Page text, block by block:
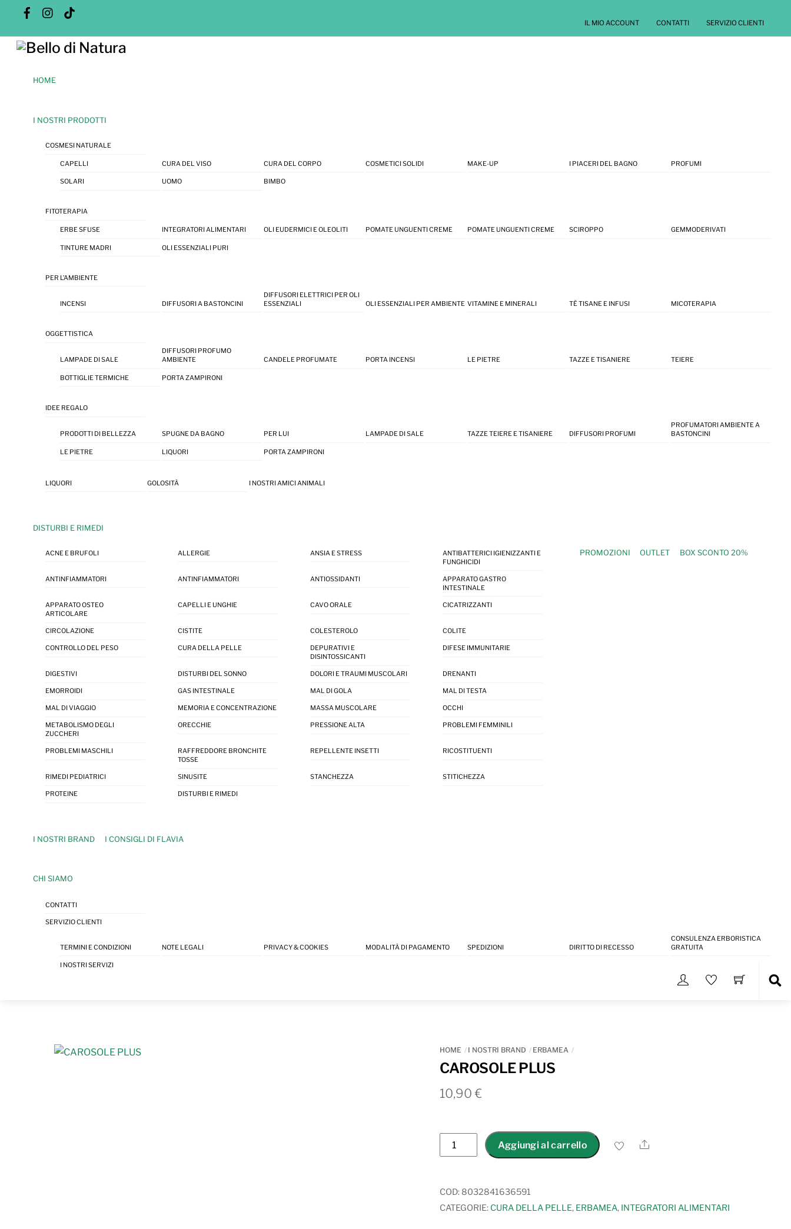
content
FacebookInstagram
IL MIO ACCOUNT CONTATTI SERVIZIO CLIENTI
Menu
HOME
I NOSTRI PRODOTTI
COSMESI NATURALE
CAPELLI CURA DEL VISO CURA DEL CORPO COSMETICI SOLIDI MAKE-UP I PIACERI DEL BAGNO PROFUMI
SOLARI UOMO BIMBO
FITOTERAPIA
ERBE SFUSE INTEGRATORI ALIMENTARI OLI EUDERMICI E OLEOLITI POMATE UNGUENTI CREME POMATE UNGUENTI CREME SCIROPPO GEMMODERIVATI
TINTURE MADRI OLI ESSENZIALI PURI
PER L’AMBIENTE
INCENSI DIFFUSORI A BASTONCINI
DIFFUSORI ELETTRICI PER OLI
ESSENZIALI
OLI ESSENZIALI PER AMBIENTE VITAMINE E MINERALI TÈ TISANE E INFUSI MICOTERAPIA
OGGETTISTICA
LAMPADE DI SALE
DIFFUSORI PROFUMO
AMBIENTE
CANDELE PROFUMATE PORTA INCENSI LE PIETRE TAZZE E TISANIERE TEIERE
BOTTIGLIE TERMICHE PORTA ZAMPIRONI
IDEE REGALO
PRODOTTI DI BELLEZZA SPUGNE DA BAGNO PER LUI LAMPADE DI SALE TAZZE TEIERE E TISANIERE DIFFUSORI PROFUMI
PROFUMATORI AMBIENTE A
BASTONCINI
LE PIETRE LIQUORI PORTA ZAMPIRONI
LIQUORI GOLOSITÀ I NOSTRI AMICI ANIMALI
DISTURBI E RIMEDI
ACNE E BRUFOLI ALLERGIE ANSIA E STRESS
ANTIBATTERICI IGIENIZZANTI E
FUNGHICIDI
ANTINFIAMMATORI ANTINFIAMMATORI ANTIOSSIDANTI
APPARATO GASTRO
INTESTINALE
APPARATO OSTEO
ARTICOLARE
CAPELLI E UNGHIE CAVO ORALE CICATRIZZANTI
CIRCOLAZIONE CISTITE COLESTEROLO COLITE
CONTROLLO DEL PESO CURA DELLA PELLE
DEPURATIVI E
DISINTOSSICANTI
DIFESE IMMUNITARIE
DIGESTIVI DISTURBI DEL SONNO DOLORI E TRAUMI MUSCOLARI DRENANTI
EMORROIDI GAS INTESTINALE MAL DI GOLA MAL DI TESTA
MAL DI VIAGGIO MEMORIA E CONCENTRAZIONE MASSA MUSCOLARE OCCHI
METABOLISMO DEGLI
ZUCCHERI
ORECCHIE PRESSIONE ALTA PROBLEMI FEMMINILI
PROBLEMI MASCHILI
RAFFREDDORE BRONCHITE
TOSSE
REPELLENTE INSETTI RICOSTITUENTI
RIMEDI PEDIATRICI SINUSITE STANCHEZZA STITICHEZZA
PROTEINE DISTURBI E RIMEDI
PROMOZIONI OUTLET BOX SCONTO 20%
I NOSTRI BRAND I CONSIGLI DI FLAVIA
CHI SIAMO
CONTATTI
SERVIZIO CLIENTI
TERMINI E CONDIZIONI NOTE LEGALI PRIVACY & COOKIES MODALITÀ DI PAGAMENTO SPEDIZIONI DIRITTO DI RECESSO
CONSULENZA ERBORISTICA
GRATUITA
I NOSTRI SERVIZI
HOME I NOSTRI BRAND ERBAMEA
CAROSOLE PLUS
10,90€
CAROSOLE
PLUS
Aggiungi al carrello Share
COD: 8032841636591
CATEGORIE: CURA DELLA PELLE, ERBAMEA, INTEGRATORI ALIMENTARI